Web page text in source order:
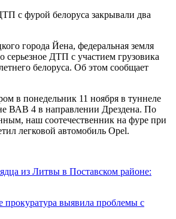
города Йена, федеральная земля
ДТП с участием грузовика
белоруса. Об этом сообщает
в понедельник 11 ноября в туннеле
ВАВ 4 в направлении Дрездена. По
наш соотечественник на фуре при
легковой автомобиль Opel.
из Литвы в Поставском районе:
прокуратура выявила проблемы с